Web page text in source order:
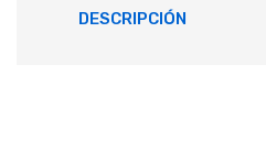
DESCRIPCIÓN